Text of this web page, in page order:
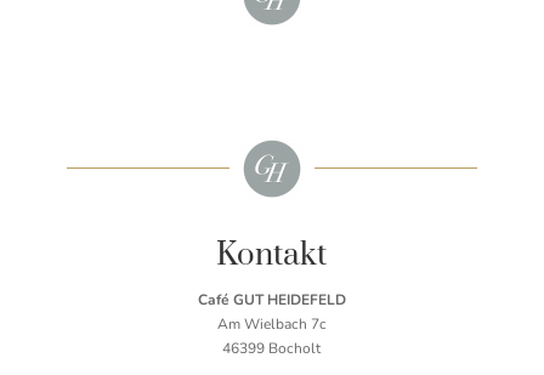
Kontakt
Café GUT HEIDEFELD
Am Wielbach 7c
46399 Bocholt